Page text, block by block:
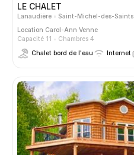
LE CHALET
Lanaudière
Saint-Michel-des-Saints
Location Carol-Ann Venne
Capacité 11
Chambres 4
Chalet bord de l'eau
Internet